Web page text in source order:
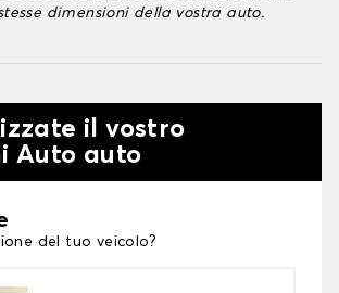
dimensioni della vostra auto.
il vostro
Auto auto
del tuo veicolo?